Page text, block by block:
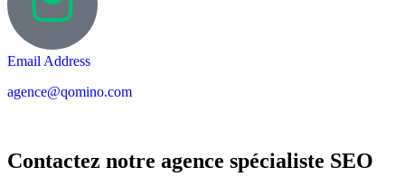
Email Address
agence@qomino.com
Contactez notre agence spécialiste SEO